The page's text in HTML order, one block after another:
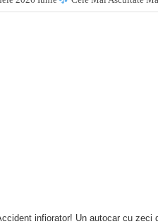
infiorator! Un autocar cu zeci